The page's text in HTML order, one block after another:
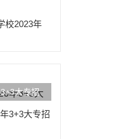
校2023年
大专招
3+3大专招